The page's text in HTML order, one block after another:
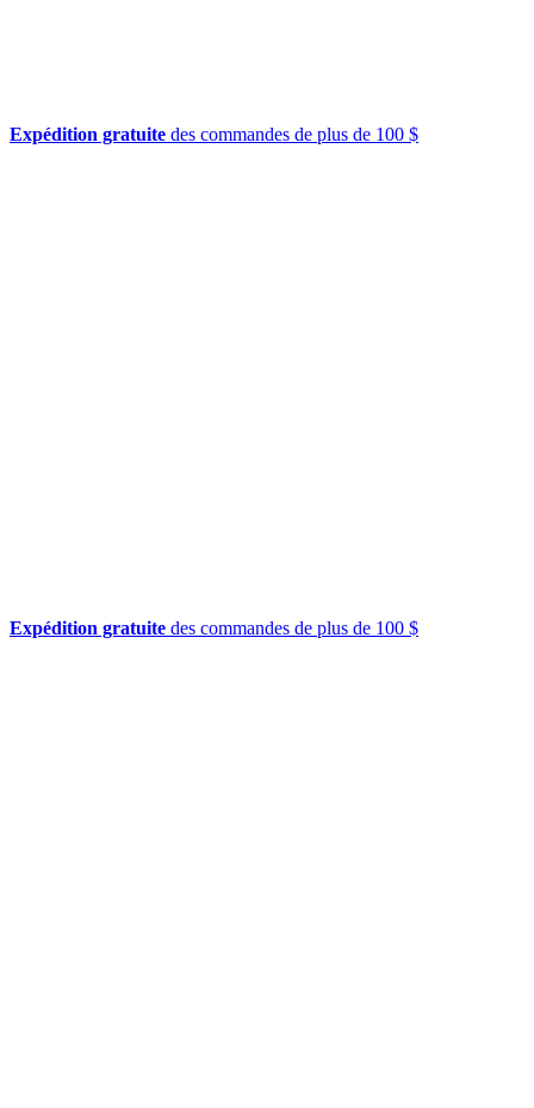
Expédition gratuite des commandes de plus de 100 $
Expédition gratuite des commandes de plus de 100 $